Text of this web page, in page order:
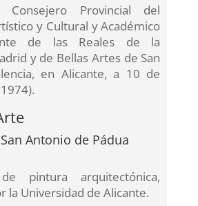
Consejero Provincial del
y Cultural y Académico
de las Reales de la
y de Bellas Artes de San
en Alicante, a 10 de
Antonio de Pádua
pintura arquitectónica,
la Universidad de Alicante.